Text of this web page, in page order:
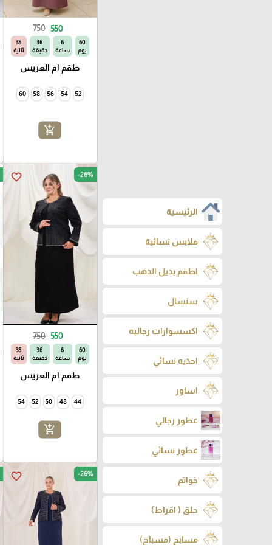
الرئيسية
ملابس نسائية
اطقم بديل الذهب
سنسال
اكسسوارات رجاليه
احذيه نسائي
اساور
عطور رجالي
عطور نسائي
خواتم
حلق ( اقراط)
مسابح (مسباح)
750 550
60
يوم
6
ساعة
36
دقيقة
33
ثانية
طقم ام العريس
52
54
56
58
60
add_shopping_cart
favorite_border -26%
750 550
60
يوم
6
ساعة
36
دقيقة
33
ثانية
طقم ام العريس
44
48
50
52
54
add_shopping_cart
favorite_border -26%